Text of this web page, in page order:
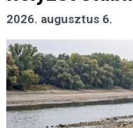
2026. augusztus 6.